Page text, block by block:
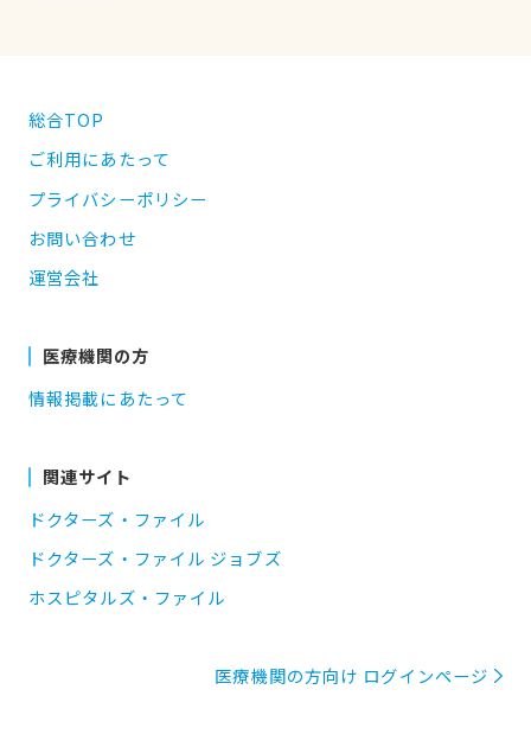
総合TOP
ご利用にあたって
プライバシーポリシー
お問い合わせ
運営会社
医療機関の方
情報掲載にあたって
関連サイト
ドクターズ・ファイル
ドクターズ・ファイル ジョブズ
ホスピタルズ・ファイル
医療機関の方向け ログインページ